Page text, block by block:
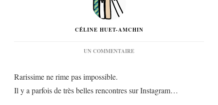
CÉLINE HUET-AMCHIN
UN COMMENTAIRESUR
PERDRE »
Rarissime ne rime pas impossible.
Il y a parfois de très belles rencontres sur Instagram…